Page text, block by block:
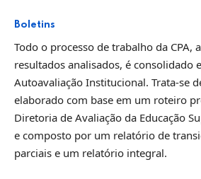
Boletins
Todo o processo de trabalho da CPA,
resultados analisados, é consolidado
Autoavaliação Institucional. Trata-se
elaborado com base em um roteiro
Diretoria de Avaliação da Educação
e composto por um relatório de
parciais e um relatório integral.